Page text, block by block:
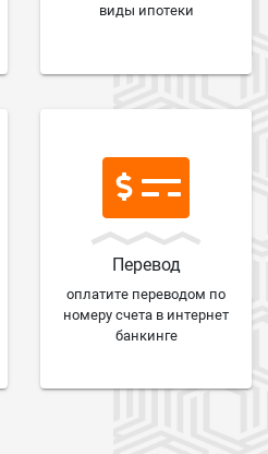
виды ипотеки
Перевод
оплатите переводом по
номеру счета в интернет
банкинге